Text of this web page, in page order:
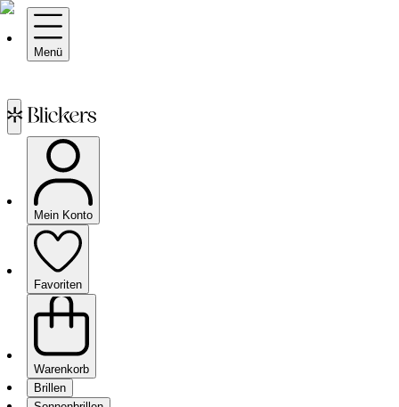
Menü
Mein Konto
Favoriten
Warenkorb
Brillen